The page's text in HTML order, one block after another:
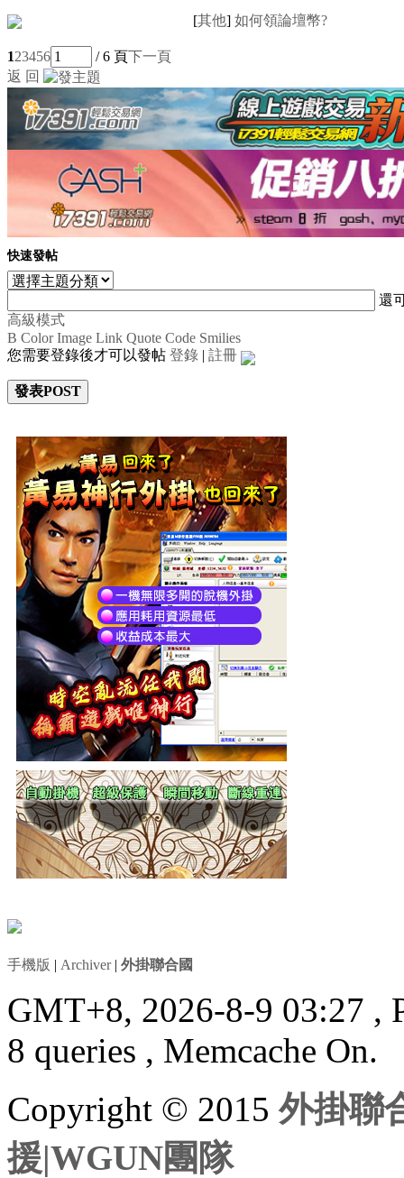
[其他] 如何領論壇幣?
123456 / 6 頁下一頁
返 回
快速發帖
還
高級模式
B Color Image Link Quote Code Smilies
您需要登錄後才可以發帖 登錄 | 註冊
發表POST
手機版 | Archiver| 外掛聯合國
GMT+8, 2026-8-9 03:27 ,
8 queries , Memcache On.
Copyright © 2015外掛聯
援|WGUN團隊